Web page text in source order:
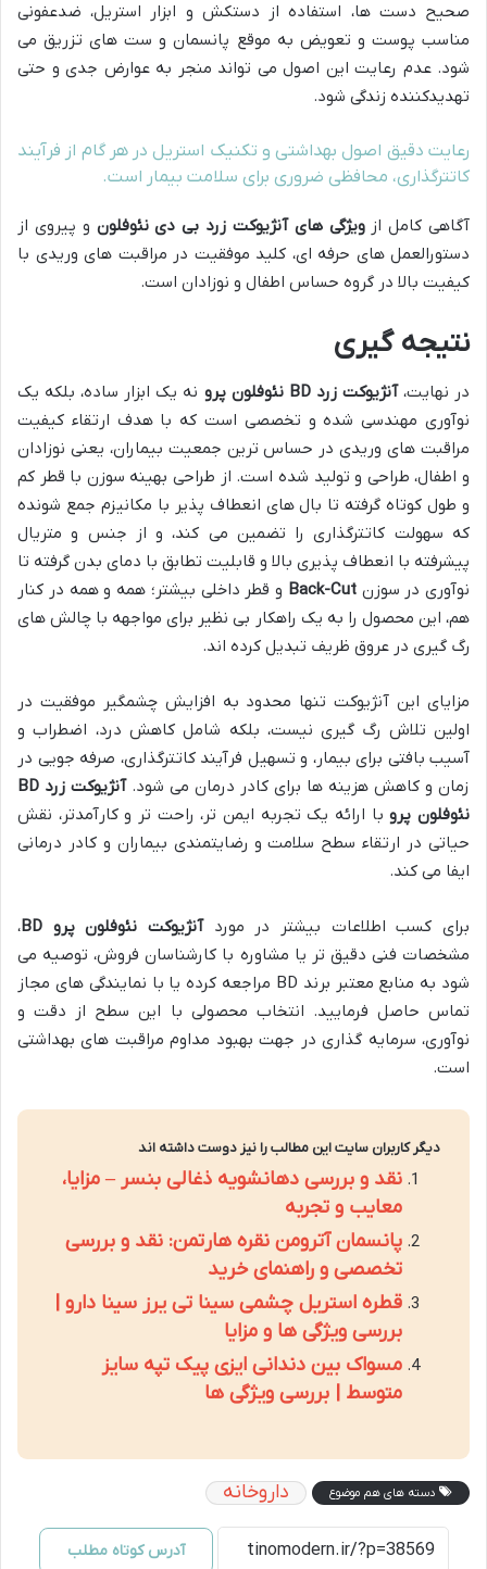
صحیح دست ها، استفاده از دستکش و ابزار استریل، ضدعفونی
مناسب پوست و تعویض به موقع پانسمان و ست های تزریق می
شود. عدم رعایت این اصول می تواند منجر به عوارض جدی و حتی
تهدیدکننده زندگی شود.
رعایت دقیق اصول بهداشتی و تکنیک استریل در هر گام از فرآیند
کاتترگذاری، محافظی ضروری برای سلامت بیمار است.
آگاهی کامل ازویژگی های آنژیوکت زرد بی دی نئوفلون و پیروی از
دستورالعمل های حرفه ای، کلید موفقیت در مراقبت های وریدی با
کیفیت بالا در گروه حساس اطفال و نوزادان است.
نتیجه گیری
در نهایت،آنژیوکت زرد BD نئوفلون پرو
نه یک ابزار ساده، بلکه یک
نوآوری مهندسی شده و تخصصی است که با هدف ارتقاء کیفیت
مراقبت های وریدی در حساس ترین جمعیت بیماران، یعنی نوزادان
و اطفال، طراحی و تولید شده است. از طراحی بهینه سوزن با قطر کم
و طول کوتاه گرفته تا بال های انعطاف پذیر با مکانیزم جمع شونده
که سهولت کاتترگذاری را تضمین می کند، و از جنس و متریال
پیشرفته با انعطاف پذیری بالا و قابلیت تطابق با دمای بدن گرفته تا
نوآوری در سوزنBack-Cut و قطر داخلی بیشتر؛ همه و همه در کنار
هم، این محصول را به یک راهکار بی نظیر برای مواجهه با چالش های
رگ گیری در عروق ظریف تبدیل کرده اند.
مزایای این آنژیوکت تنها محدود به افزایش چشمگیر موفقیت در
اولین تلاش رگ گیری نیست، بلکه شامل کاهش درد، اضطراب و
آسیب بافتی برای بیمار، و تسهیل فرآیند کاتترگذاری، صرفه جویی در
زمان و کاهش هزینه ها برای کادر درمان می شود.
آنژیوکت زرد BD
نئوفلون پروبا ارائه یک تجربه ایمن تر، راحت تر و کارآمدتر، نقش
حیاتی در ارتقاء سطح سلامت و رضایتمندی بیماران و کادر درمانی
ایفا می کند.
برای کسب اطلاعات بیشتر در موردآنژیوکت نئوفلون پرو BD
،
مشخصات فنی دقیق تر یا مشاوره با کارشناسان فروش، توصیه می
شود به منابع معتبر برند BD مراجعه کرده یا با نمایندگی های مجاز
تماس حاصل فرمایید. انتخاب محصولی با این سطح از دقت و
نوآوری، سرمایه گذاری در جهت بهبود مداوم مراقبت های بهداشتی
است.
دیگر کاربران سایت این مطالب را نیز دوست داشته اند
نقد و بررسی دهانشویه ذغالی بنسر – مزایا،
معایب و تجربه
پانسمان آترومن نقره هارتمن: نقد و بررسی
تخصصی و راهنمای خرید
قطره استریل چشمی سینا تی یرز سینا دارو |
بررسی ویژگی ها و مزایا
مسواک بین دندانی ایزی پیک تپه سایز
متوسط | بررسی ویژگی ها
دسته های هم موضوع داروخانه
آدرس کوتاه مطلب